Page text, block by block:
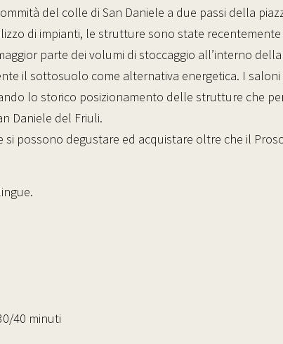
del colle di San Daniele a due passi della
di impianti, le strutture sono state
parte dei volumi di stoccaggio all’interno
il sottosuolo come alternativa energetica. I
lo storico posizionamento delle strutture che
Daniele del Friuli.
si possono degustare ed acquistare oltre che il
40 minuti